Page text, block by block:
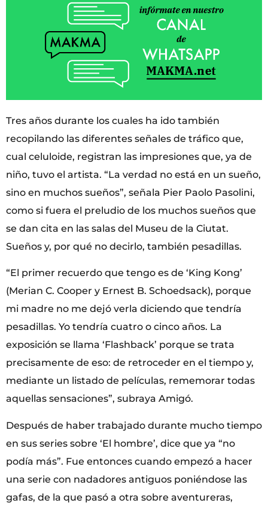
Tres años durante los cuales ha ido también
recopilando las diferentes señales de tráfico que,
cual celuloide, registran las impresiones que, ya de
niño, tuvo el artista. “La verdad no está en un sueño,
sino en muchos sueños”, señala Pier Paolo Pasolini,
como si fuera el preludio de los muchos sueños que
se dan cita en las salas del Museu de la Ciutat.
Sueños y, por qué no decirlo, también pesadillas.
“El primer recuerdo que tengo es de ‘King Kong’
(Merian C. Cooper y Ernest B. Schoedsack), porque
mi madre no me dejó verla diciendo que tendría
pesadillas. Yo tendría cuatro o cinco años. La
exposición se llama ‘Flashback’ porque se trata
precisamente de eso: de retroceder en el tiempo y,
mediante un listado de películas, rememorar todas
aquellas sensaciones”, subraya Amigó.
Después de haber trabajado durante mucho tiempo
en sus series sobre ‘El hombre’, dice que ya “no
podía más”. Fue entonces cuando empezó a hacer
una serie con nadadores antiguos poniéndose las
gafas, de la que pasó a otra sobre aventureras,